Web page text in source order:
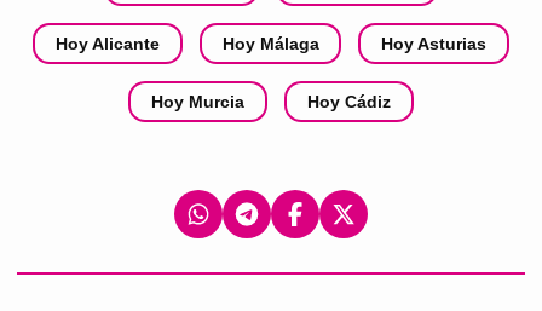
Hoy Alicante Hoy Málaga Hoy Asturias
Hoy Murcia Hoy Cádiz